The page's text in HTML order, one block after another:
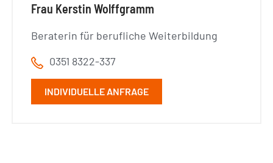
Frau Kerstin Wolffgramm
Beraterin für berufliche Weiterbildung
0351 8322-337
INDIVIDUELLE ANFRAGE